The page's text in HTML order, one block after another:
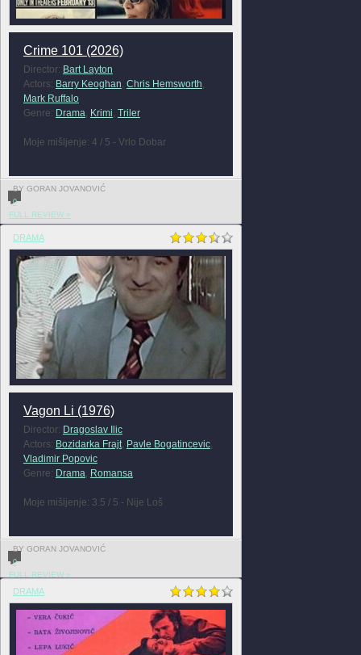
Crime 101 (2026)
Director: Bart Layton
Actors: Barry Keoghan, Chris Hemsworth,
Mark Ruffalo
Genre: Drama, Krimi, Triler
Moje mišljenje: 4 / 5 - Vrlo Dobar
BY GORAN JOVANOVIĆ
0
FULL REVIEW »
DRAMA
Vagon Li (1976)
Director: Dragoslav Ilic
Actors: Bozidarka Frajt, Pavle Bogatincevic,
Vladimir Popovic
Genre: Drama, Romansa
Moje mišljenje: 3.5 / 5 - Nije Loš
BY GORAN JOVANOVIĆ
0
FULL REVIEW »
DRAMA